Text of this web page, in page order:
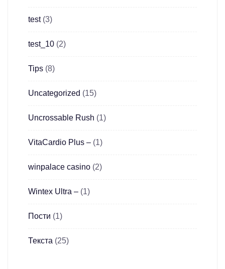
test(3)
test_10 (2)
Tips (8)
Uncategorized (15)
Uncrossable Rush (1)
VitaCardio Plus – (1)
winpalace casino (2)
Wintex Ultra – (1)
Пости (1)
Текста (25)